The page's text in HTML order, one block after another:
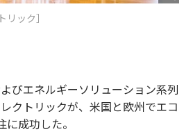
リック］
びエネルギーソリューション系列
クトリックが、米国と欧州でエコ
成功した。